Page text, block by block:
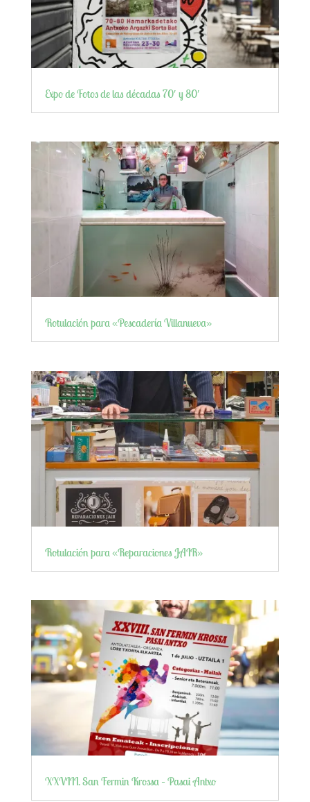
Expo de Fotos de las décadas 70′ y 80′
Rotulación para «Pescadería Villanueva»
Rotulación para «Reparaciones JAIR»
XXVIII. San Fermin Krossa – Pasai Antxo